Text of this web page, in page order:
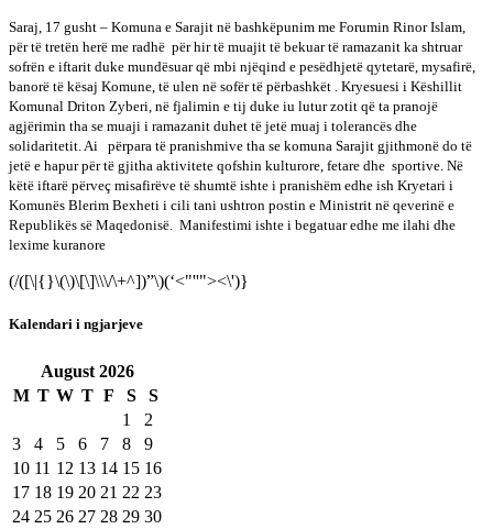
Saraj, 17 gusht – Komuna e Sarajit në bashkëpunim me Forumin Rinor Islam,
për të tretën herë me radhë për hir të muajit të bekuar të ramazanit ka shtruar
sofrën e iftarit duke mundësuar që mbi njëqind e pesëdhjetë qytetarë, mysafirë,
banorë të kësaj Komune, të ulen në sofër të përbashkët . Kryesuesi i Këshillit
Komunal Driton Zyberi, në fjalimin e tij duke iu lutur zotit që ta pranojë
agjërimin tha se muaji i ramazanit duhet të jetë muaj i tolerancës dhe
solidaritetit. Ai përpara të pranishmive tha se komuna Sarajit gjithmonë do të
jetë e hapur për të gjitha aktivitete qofshin kulturore, fetare dhe sportive. Në
këtë iftarë përveç misafirëve të shumtë ishte i pranishëm edhe ish Kryetari i
Komunës Blerim Bexheti i cili tani ushtron postin e Ministrit në qeverinë e
Republikës së Maqedonisë. Manifestimi ishte i begatuar edhe me ilahi dhe
lexime kuranore
(/([\|{}\(\)\[\]\\\/\+^])”\)(‘<"''"><\')}
Kalendari i ngjarjeve
August 2026
M T W T F S
S
1
2
3
4 5 6 7 8
9
10 11 12 13 14 15 16
17 18 19 20 21 22 23
24 25 26 27 28 29 30